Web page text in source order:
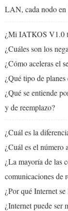
LAN, cada nodo en
¿Mi IATKOS V1.0
¿Cuáles son los
¿Cómo aceleras el
¿Qué tipo de
¿Qué se entiende
y de reemplazo?
¿Cuál es la
¿Cuál es el número
¿La mayoría de las
comunicaciones de
¿Por qué Internet
¿Internet puede ser